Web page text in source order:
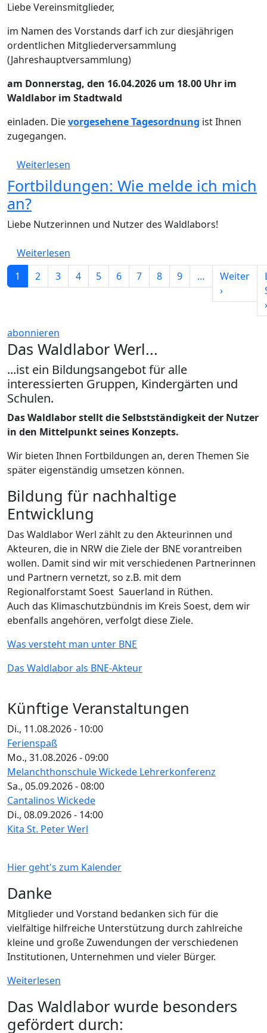
Liebe Vereinsmitglieder,
im Namen des Vorstands darf ich zur diesjährigen
ordentlichen Mitgliederversammlung
(Jahreshauptversammlung)
am Donnerstag, den 16.04.2026 um 18.00 Uhr im
Waldlabor im Stadtwald
einladen. Dievorgesehene Tagesordnung ist Ihnen
zugegangen.
Weiterlesen
Fortbildungen: Wie melde ich mich
an?
Liebe Nutzerinnen und Nutzer des Waldlabors!
Weiterlesen
Seitennummerierung
1 2 3 4 5 6 7 8 9 …
Weiter
›Nächste
abonnieren
Das Waldlabor Werl...
...ist ein Bildungsangebot für alle
interessierten Gruppen, Kindergärten und
Schulen.
Das Waldlabor stellt die Selbstständigkeit der Nutzer
in den Mittelpunkt seines Konzepts.
Wir bieten Ihnen Fortbildungen an, deren Themen Sie
später eigenständig umsetzen können.
Bildung für nachhaltige
Entwicklung
Das Waldlabor Werl zählt zu den Akteurinnen und
Akteuren, die in NRW die Ziele der BNE vorantreiben
wollen. Damit sind wir mit verschiedenen Partnerinnen
und Partnern vernetzt, so z.B. mit dem
Regionalforstamt Soest  Sauerland in Rüthen.
Auch das Klimaschutzbündnis im Kreis Soest, dem wir
ebenfalls angehören, verfolgt diese Ziele.
Was versteht man unter BNE
Das Waldlabor als BNE-Akteur
Künftige Veranstaltungen
Di., 11.08.2026 - 10:00
Ferienspaß
Mo., 31.08.2026 - 09:00
Melanchthonschule Wickede Lehrerkonferenz
Sa., 05.09.2026 - 08:00
Cantalinos Wickede
Di., 08.09.2026 - 14:00
Kita St. Peter Werl
Hier geht's zum Kalender
Danke
Mitglieder und Vorstand bedanken sich für die
vielfältige hilfreiche Unterstützung durch zahlreiche
kleine und große Zuwendungen der verschiedenen
Institutionen, Unternehmen und vieler Bürger.
Weiterlesen
Das Waldlabor wurde besonders
gefördert durch: